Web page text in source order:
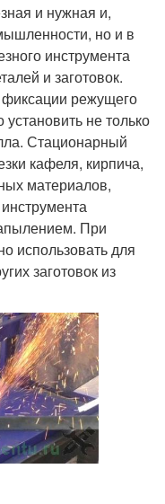
и нужная и,
но и в
инструмента
и заготовок.
фиксации режущего
не только
Стационарный
кафеля, кирпича,
материалов,
При
использовать для
заготовок из